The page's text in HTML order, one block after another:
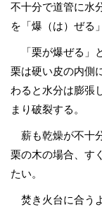
不十分で道管に水
を「爆（は）ぜる
「栗が爆ぜる」
栗は硬い皮の内側
わると水分は膨張
まり破裂する。
薪も乾燥が不十
栗の木の場合、す
たい。
焚き火台に合う